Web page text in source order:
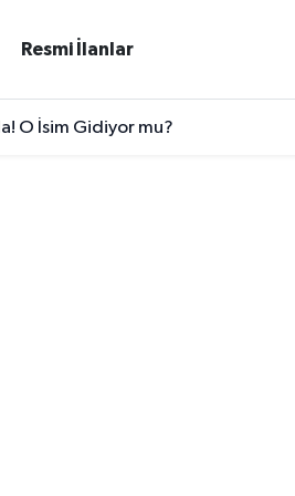
Resmi İlanlar
O İsim Gidiyor mu?